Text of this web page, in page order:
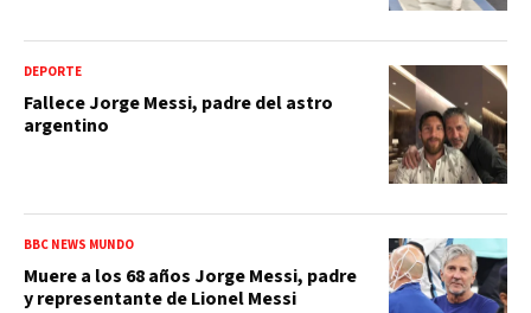
DEPORTE
Fallece Jorge Messi, padre del astro
argentino
BBC NEWS MUNDO
Muere a los 68 años Jorge Messi, padre
y representante de Lionel Messi